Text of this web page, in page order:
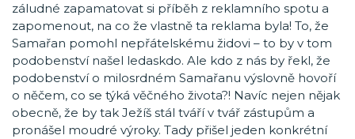
záludné zapamatovat si příběh z reklamního spotu a
zapomenout, na co že vlastně ta reklama byla! To, že
Samařan pomohl nepřátelskému židovi – to by v tom
podobenství našel ledaskdo. Ale kdo z nás by řekl, že
podobenství o milosrdném Samařanu výslovně hovoří
o něčem, co se týká věčného života?! Navíc nejen nějak
obecně, že by tak Ježíš stál tváří v tvář zástupům a
pronášel moudré výroky. Tady přišel jeden konkrétní